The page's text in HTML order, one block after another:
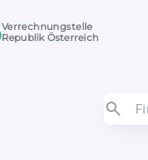
Verrechnungstelle
Republik Österreich